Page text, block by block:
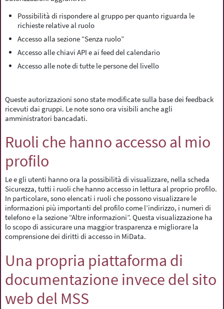
Possibilità di rispondere al gruppo per quanto riguarda le
richieste relative al ruolo
Accesso alla sezione “Senza ruolo”
Accesso alle chiavi API e ai feed del calendario
Accesso alle note di tutte le persone del livello
Queste autorizzazioni sono state modificate sulla base dei feedback
ricevuti dai gruppi. Le note sono ora visibili anche agli
amministratori bancadati.
Ruoli che hanno accesso al mio
profilo
Le e gli utenti hanno ora la possibilità di visualizzare, nella scheda
Sicurezza, tutti i ruoli che hanno accesso in lettura al proprio profilo.
In particolare, sono elencati i ruoli che possono visualizzare le
informazioni più importanti del profilo come l’indirizzo, i numeri di
telefono e la sezione “Altre informazioni”. Questa visualizzazione ha
lo scopo di assicurare una maggior trasparenza e migliorare la
comprensione dei diritti di accesso in MiData.
Una propria piattaforma di
documentazione invece del sito
web del MSS